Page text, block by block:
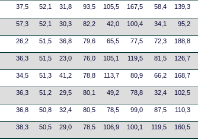
37,5 52,1 31,8 93,5 105,5 167,5 58,4 139,3
57,3 52,1 30,3 82,2 42,0 100,4 34,1 95,2
26,2 51,5 36,8 79,6 65,5 77,5 72,3 188,8
36,3 51,5 23,0 76,0 105,1 119,5 81,5 126,7
34,5 51,3 41,2 78,8 113,7 80,9 66,2 168,7
36,3 51,2 29,5 80,1 49,2 78,8 32,4 102,5
36,8 50,8 32,4 80,5 78,5 99,0 87,5 110,3
38,3 50,5 29,0 78,5 106,9 100,1 119,5 160,5